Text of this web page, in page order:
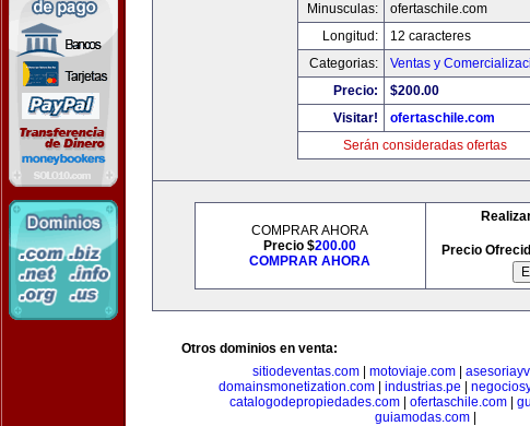
Minusculas:
ofertaschile.com
Longitud:
12 caracteres
Categorias:
Ventas y
Precio:
$200.00
Visitar!
ofertaschile.com
Serán consideradas ofertas
COMPRAR AHORA
Precio $200.00
COMPRAR AHORA
Precio
Otros dominios en venta:
sitiodeventas.com
motoviaje.com
domainsmonetization.com| industrias.pe
catalogodepropiedades.com| ofertaschile.com|
guiamodas.com|